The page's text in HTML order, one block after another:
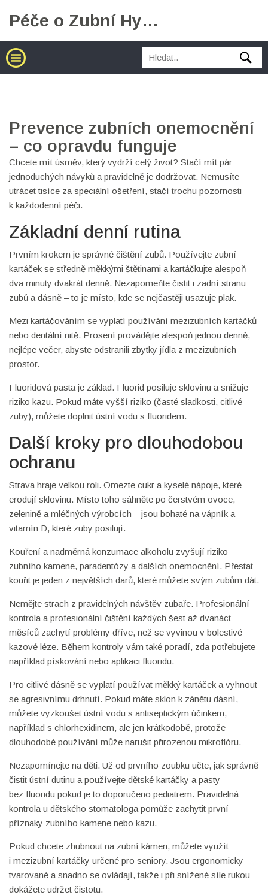
Péče o Zubní Hygienu
Prevence zubních onemocnění
– co opravdu funguje
Chcete mít úsměv, který vydrží celý život? Stačí mít pár
jednoduchých návyků a pravidelně je dodržovat. Nemusíte
utrácet tisíce za speciální ošetření, stačí trochu pozornosti
k každodenní péči.
Základní denní rutina
Prvním krokem je správné čištění zubů. Používejte zubní
kartáček se středně měkkými štětinami a kartáčkujte alespoň
dva minuty dvakrát denně. Nezapomeňte čistit i zadní stranu
zubů a dásně – to je místo, kde se nejčastěji usazuje plak.
Mezi kartáčováním se vyplatí používání mezizubních kartáčků
nebo dentální nitě. Prosení provádějte alespoň jednou denně,
nejlépe večer, abyste odstranili zbytky jídla z mezizubních
prostor.
Fluoridová pasta je základ. Fluorid posiluje sklovinu a snižuje
riziko kazu. Pokud máte vyšší riziko (časté sladkosti, citlivé
zuby), můžete doplnit ústní vodu s fluoridem.
Další kroky pro dlouhodobou
ochranu
Strava hraje velkou roli. Omezte cukr a kyselé nápoje, které
erodují sklovinu. Místo toho sáhněte po čerstvém ovoce,
zelenině a mléčných výrobcích – jsou bohaté na vápník a
vitamín D, které zuby posilují.
Kouření a nadměrná konzumace alkoholu zvyšují riziko
zubního kamene, paradentózy a dalších onemocnění. Přestat
kouřit je jeden z největších darů, které můžete svým zubům dát.
Nemějte strach z pravidelných návštěv zubaře. Profesionální
kontrola a profesionální čištění každých šest až dvanáct
měsíců zachytí problémy dříve, než se vyvinou v bolestivé
kazové léze. Během kontroly vám také poradí, zda potřebujete
například pískování nebo aplikaci fluoridu.
Pro citlivé dásně se vyplatí používat měkký kartáček a vyhnout
se agresivnímu drhnutí. Pokud máte sklon k zánětu dásní,
můžete vyzkoušet ústní vodu s antiseptickým účinkem,
například s chlorhexidinem, ale jen krátkodobě, protože
dlouhodobé používání může narušit přirozenou mikroflóru.
Nezapomínejte na děti. Už od prvního zoubku učte, jak správně
čistit ústní dutinu a používejte dětské kartáčky a pasty
bez fluoridu pokud je to doporučeno pediatrem. Pravidelná
kontrola u dětského stomatologa pomůže zachytit první
příznaky zubního kamene nebo kazu.
Pokud chcete zhubnout na zubní kámen, můžete využít
i mezizubní kartáčky určené pro seniory. Jsou ergonomicky
tvarované a snadno se ovládají, takže i při snížené síle rukou
dokážete udržet čistotu.